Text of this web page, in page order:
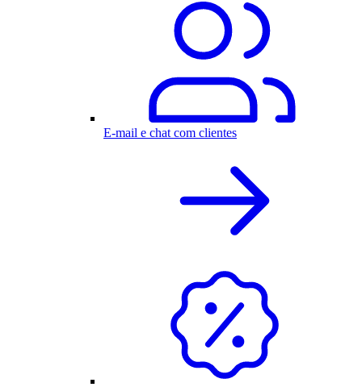
E-mail e chat com clientes